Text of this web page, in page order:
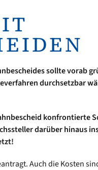
sollte vorab
durchsetzbar
konfrontierte
darüber hinaus
Auch die Kosten